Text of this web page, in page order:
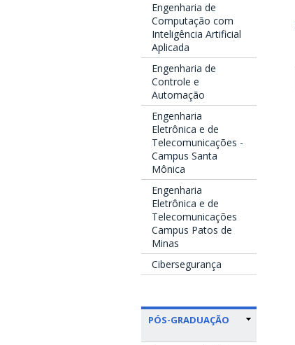
Engenharia de
Computação com
Inteligência Artificial
Aplicada
Engenharia de
Controle e
Automação
Engenharia
Eletrônica e de
Telecomunicações -
Campus Santa
Mônica
Engenharia
Eletrônica e de
Telecomunicações
Campus Patos de
Minas
Cibersegurança
PÓS-GRADUAÇÃO